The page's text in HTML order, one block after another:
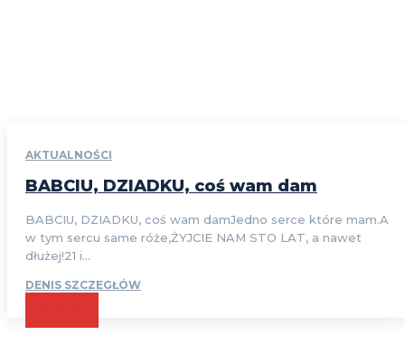
AKTUALNOŚCI
BABCIU, DZIADKU, coś wam dam
BABCIU, DZIADKU, coś wam damJedno serce które mam.A
w tym sercu same róże,ŻYJCIE NAM STO LAT, a nawet
dłużej!21 i...
DENIS SZCZEGŁÓW